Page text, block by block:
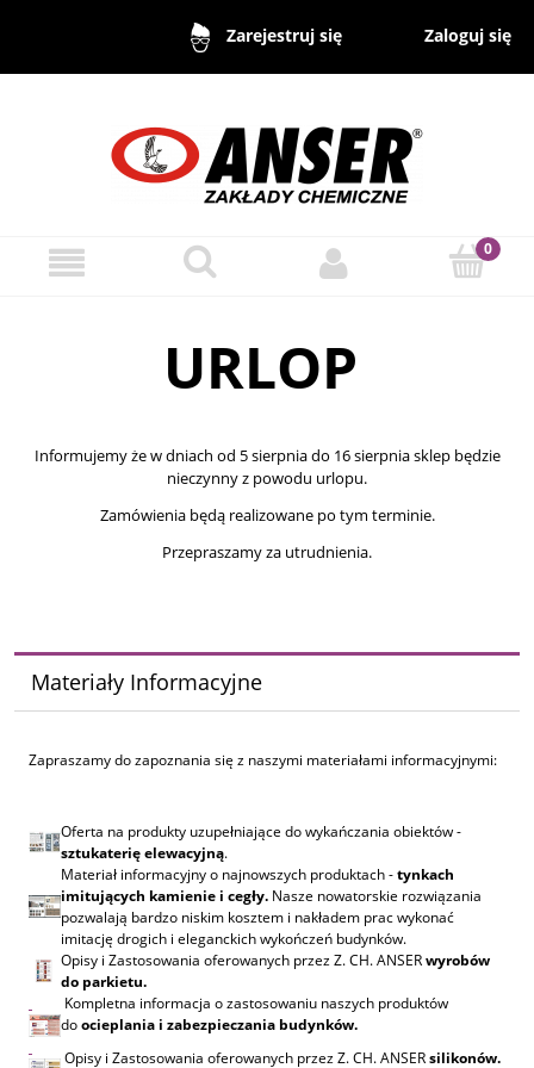
Zarejestruj się Zaloguj się
URLOP
Informujemy że w dniach od 5 sierpnia do 16 sierpnia sklep będzie
nieczynny z powodu urlopu.
Zamówienia będą realizowane po tym terminie.
Przepraszamy za utrudnienia.
Materiały Informacyjne
Zapraszamy do zapoznania się z naszymi materiałami informacyjnymi:
Oferta na produkty uzupełniające do wykańczania obiektów -
sztukaterię elewacyjną.
Materiał informacyjny o najnowszych produktach -tynkach
imitujących kamienie i cegły. Nasze nowatorskie rozwiązania
pozwalają bardzo niskim kosztem i nakładem prac wykonać
imitację drogich i eleganckich wykończeń budynków.
Opisy i Zastosowania oferowanych przez Z. CH. ANSERwyrobów
do parkietu.
Kompletna informacja o zastosowaniu naszych produktów
doocieplania i zabezpieczania budynków.
Opisy i Zastosowania oferowanych przez Z. CH. ANSERsilikonów.